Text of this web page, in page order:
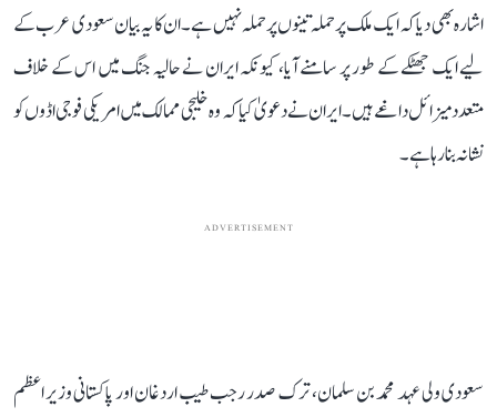
اشارہ بھی دیا کہ ایک ملک پر حملہ تینوں پر حملہ نہیں ہے۔ ان کا یہ بیان سعودی عرب کے
لیے ایک جھٹکے کے طور پر سامنے آیا، کیونکہ ایران نے حالیہ جنگ میں اس کے خلاف
متعدد میزائل داغے ہیں۔ ایران نے دعویٰ کیا کہ وہ خلیجی ممالک میں امریکی فوجی اڈوں کو
نشانہ بنا رہا ہے۔
ADVERTISEMENT
سعودی ولی عہد محمد بن سلمان، ترک صدر رجب طیب اردغان اور پاکستانی وزیر اعظم